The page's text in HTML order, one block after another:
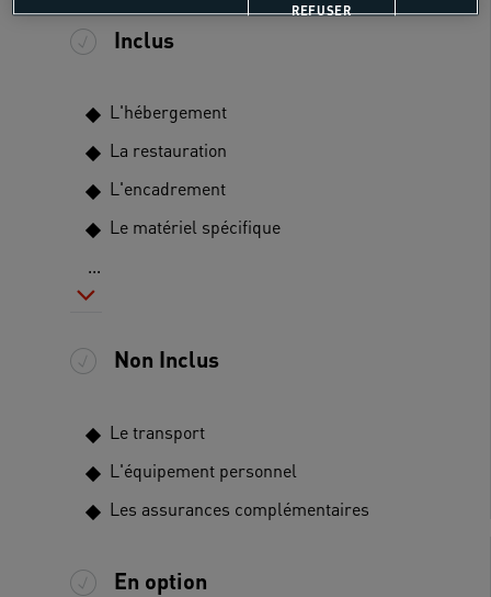
Inclus
L'hébergement
La restauration
L'encadrement
Le matériel spécifique
...
Non Inclus
Le transport
L'équipement personnel
Les assurances complémentaires
En option
REFUSER